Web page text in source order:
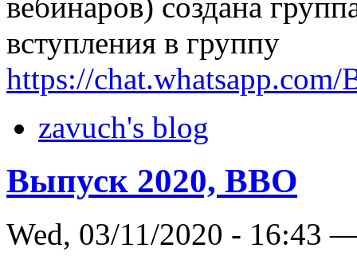
вступления в группу
https://
zavuch's blog
Выпуск 2020, ВВО
Wed, 03/11/2020 - 16:43